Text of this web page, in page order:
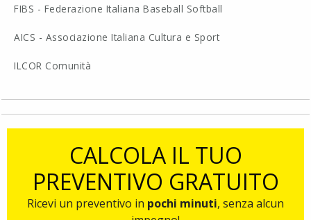
FIBS - Federazione Italiana Baseball Softball
AICS - Associazione Italiana Cultura e Sport
ILCOR Comunità
CALCOLA IL TUO
PREVENTIVO GRATUITO
Ricevi un preventivo in pochi minuti, senza alcun